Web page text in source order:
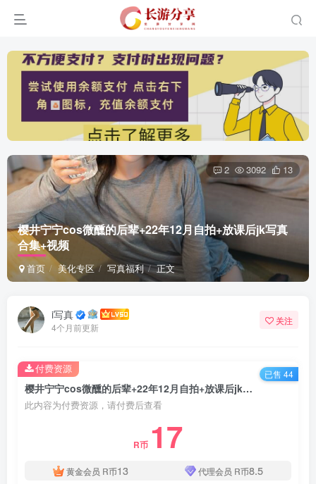
樱井宁宁cos微醺的后辈+22年12月自拍+放课后jk写真
合集+视频
首页 美化专区 写真福利 正文
2 3092 13
i写真
4个月前更新
关注
樱井宁宁cos微醺的后辈+22年12月自拍+放课后jk写真合集+视频
此内容为付费资源，请付费后查看
R币 17
黄金会员 R币13 代理会员 R币8.5
付费资源 已售 44